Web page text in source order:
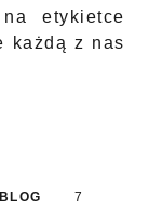
etykietce
każdą z nas
7